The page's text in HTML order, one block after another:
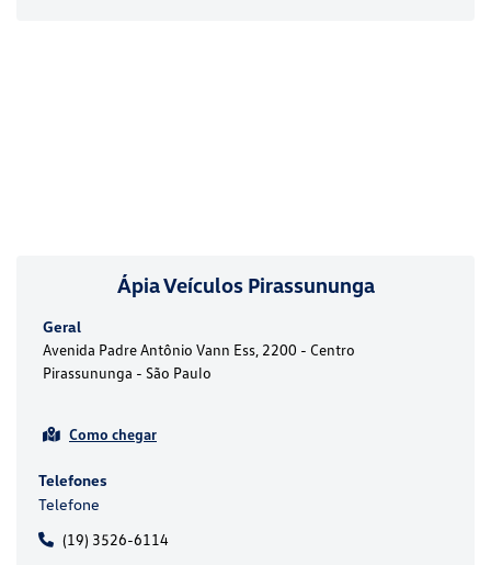
Ápia Veículos Pirassununga
Geral
Avenida Padre Antônio Vann Ess, 2200 - Centro
Pirassununga - São Paulo
Como chegar
Telefones
Telefone
(19) 3526-6114